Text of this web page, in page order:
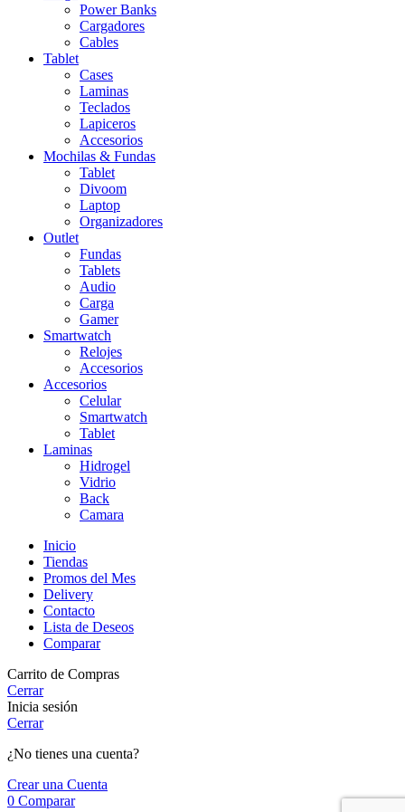
Power Banks
Cargadores
Cables
Tablet
Cases
Laminas
Teclados
Lapiceros
Accesorios
Mochilas & Fundas
Tablet
Divoom
Laptop
Organizadores
Outlet
Fundas
Tablets
Audio
Carga
Gamer
Smartwatch
Relojes
Accesorios
Accesorios
Celular
Smartwatch
Tablet
Laminas
Hidrogel
Vidrio
Back
Camara
Inicio
Tiendas
Promos del Mes
Delivery
Contacto
Lista de Deseos
Comparar
Carrito de Compras
Cerrar
Inicia sesión
Cerrar
¿No tienes una cuenta?
Crear una Cuenta
0 Comparar